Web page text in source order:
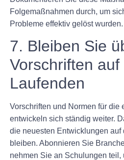
Folgemaßnahmen durch, um
Probleme effektiv gelöst wurden.
7. Bleiben Sie
Vorschriften auf
Laufenden
Vorschriften und Normen für die
entwickeln sich ständig weiter.
die neuesten Entwicklungen auf
bleiben. Abonnieren Sie
nehmen Sie an Schulungen teil,